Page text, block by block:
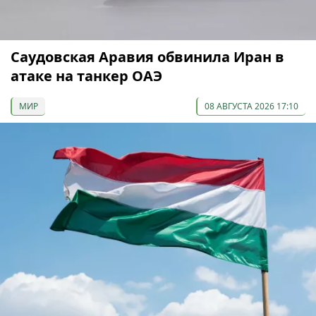
Саудовская Аравия обвинила Иран в
атаке на танкер ОАЭ
МИР 08 АВГУСТА 2026 17:10